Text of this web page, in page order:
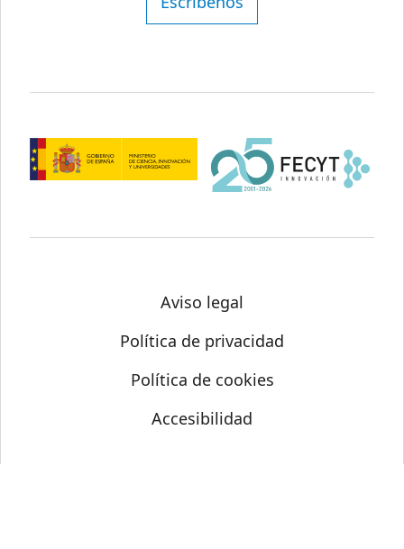
Aviso legal
Política de privacidad
Política de cookies
Accesibilidad